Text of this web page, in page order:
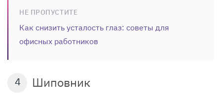
НЕ ПРОПУСТИТЕ
Как снизить усталость глаз: советы для
офисных работников
4 Шиповник